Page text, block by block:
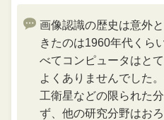
画像認識の歴史は意外
きたのは1960年代くら
べてコンピュータはと
よくありませんでした
工衛星などの限られた
ず、他の研究分野はお